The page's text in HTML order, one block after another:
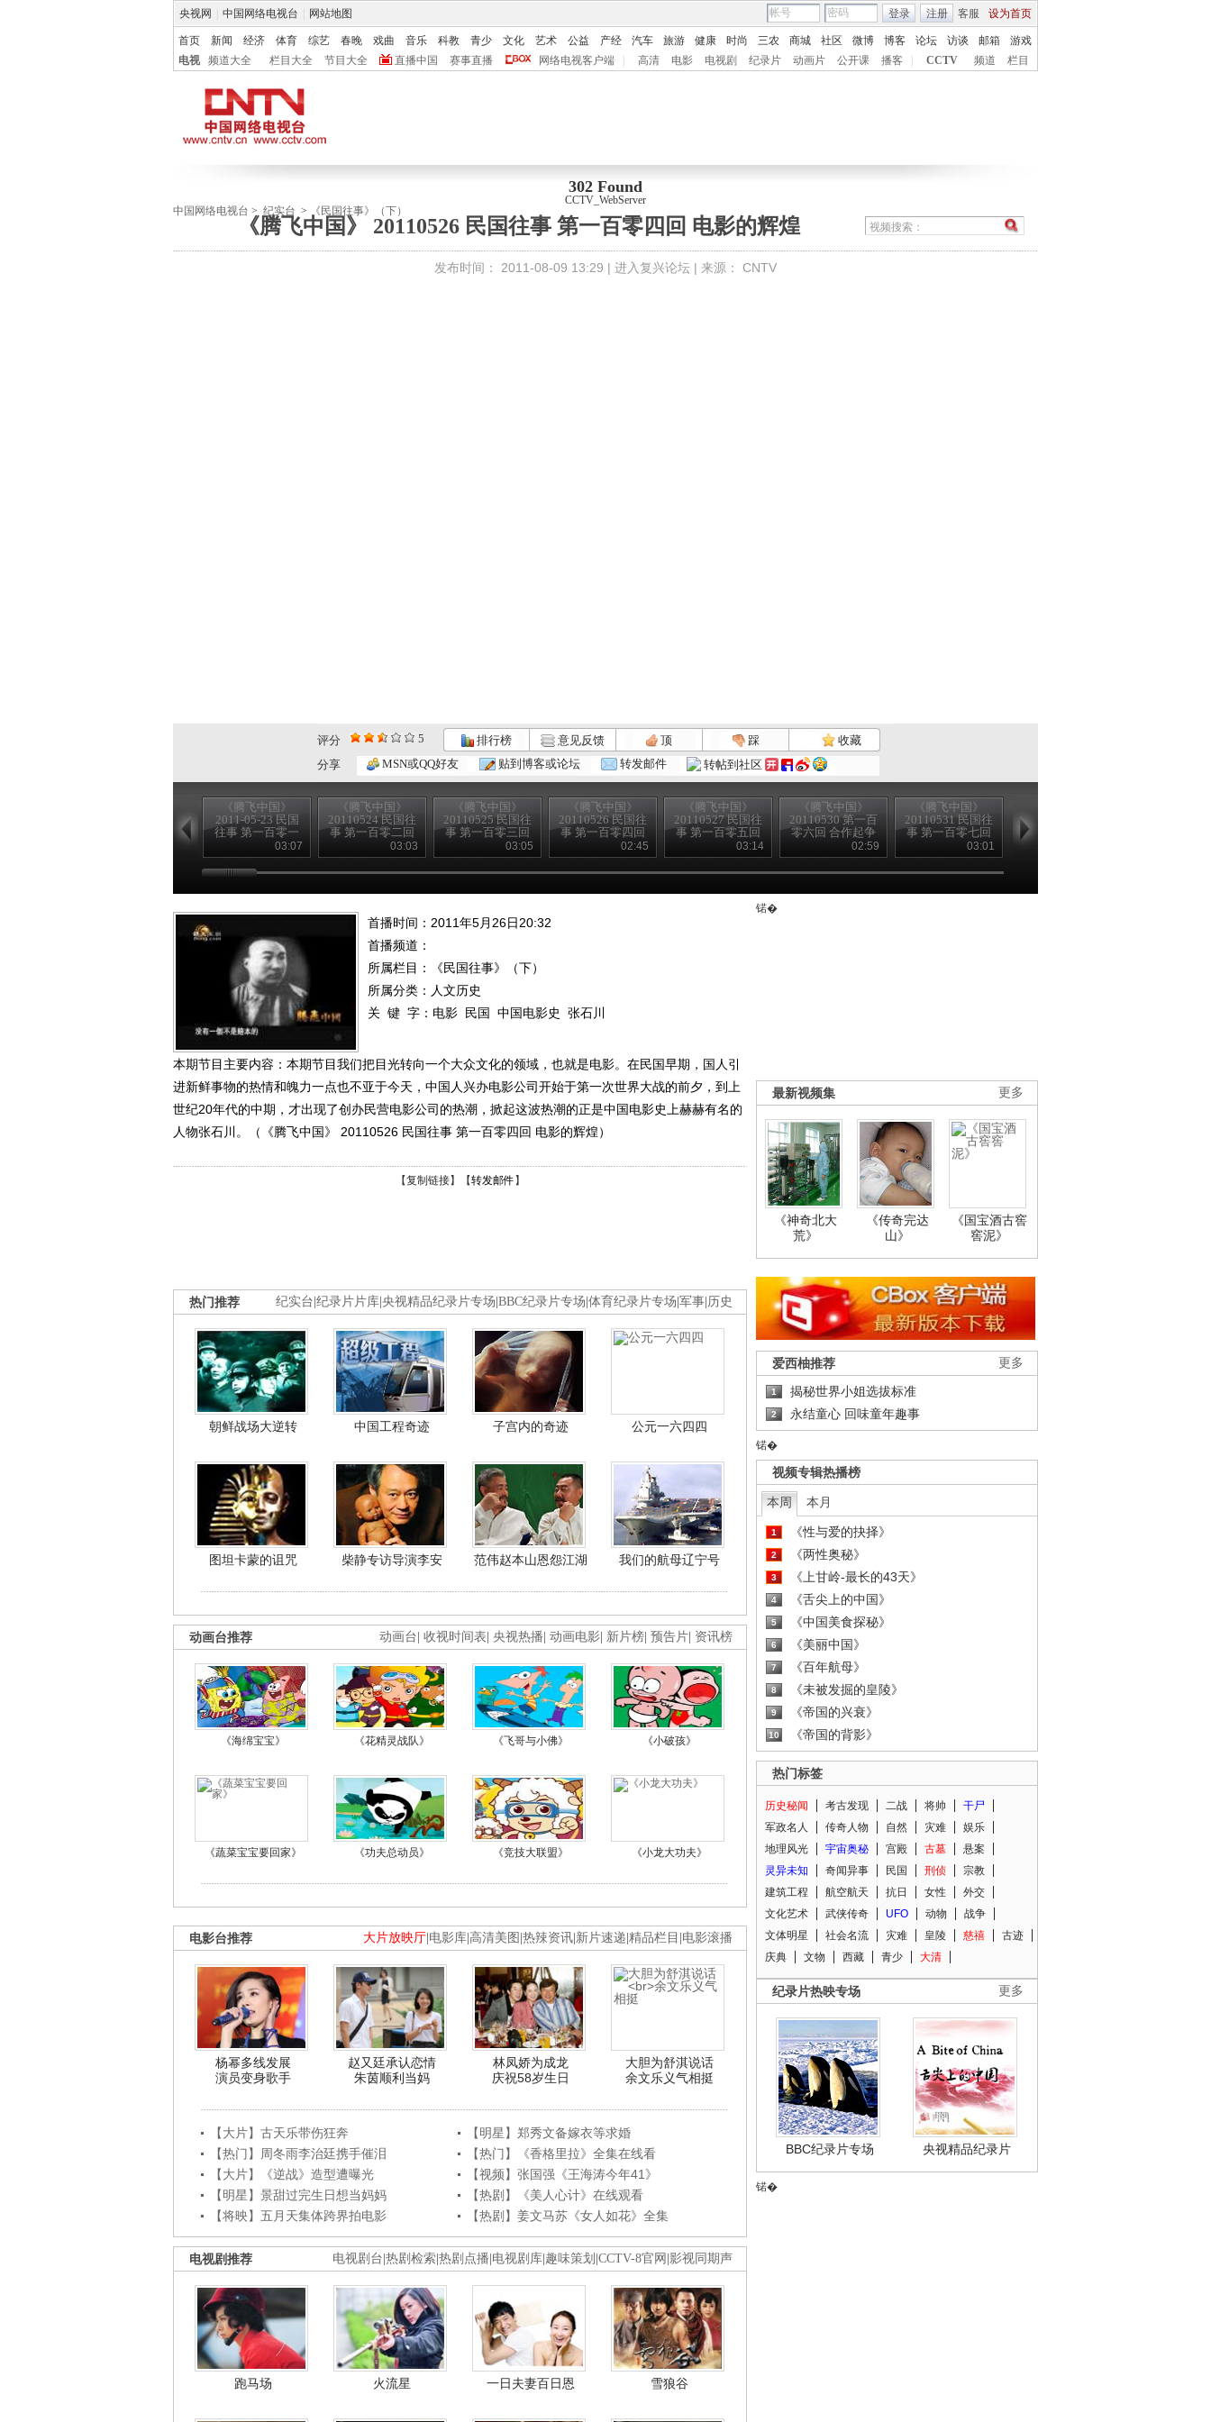
央视网 中国网络电视台 网站地图 客服 设为首页
登录 注册
首页 新闻 经济 体育 综艺 春晚 戏曲 音乐 科教 青少 文化 艺术 公益 产经 汽车 旅游 健康 时尚 三农 商城 社区 微博 博客 论坛 访谈 邮箱
游戏
电视
频道大全 栏目大全 节目大全 直播中国 赛事直播 网络电视客户端 高清 电影 电视剧 纪录片 动画片 公开课 播客 CCTV 频道 栏目
302 Found
CCTV_WebServer
中国网络电视台 > 纪实台 > 《民国往事》（下）
《腾飞中国》 20110526 民国往事 第一百零四回 电影的辉煌
发布时间： 2011-08-09 13:29 | 进入复兴论坛 | 来源： CNTV
评分 5 排行榜 意见反馈 顶 踩
收藏
分享
MSN或QQ好友 贴到博客或论坛 转发邮件 转帖到社区
《腾飞中国》
2011-05-23 民国
往事 第一百零一
03:07
《腾飞中国》
20110524 民国往
事 第一百零二回
中共的一大
（下）
03:03
《腾飞中国》
20110525 民国往
事 第一百零三回
海员大罢工03:05
《腾飞中国》
20110526 民国往
事 第一百零四回
电影的辉煌02:45
《腾飞中国》
20110527 民国往
事 第一百零五回
陈炯明叛变03:14
《腾飞中国》
20110530 第一百
零六回 合作起争
端（上）02:59
《腾飞中国》
20110531 民国往
事 第一百零七回
合作起争端
（下）
03:01
20110601 民国往
事 第一百零八回
首播时间：2011年5月26日20:32
首播频道：
所属栏目：
《民国往事》（下）
所属分类：人文历史
关 键 字： 电影 民国 中国电影史 张石川
本期节目主要内容：本期节目我们把目光转向一个大众文化的领域，也就是电影。在民国早期，国人引
进新鲜事物的热情和魄力一点也不亚于今天，中国人兴办电影公司开始于第一次世界大战的前夕，到上
世纪20年代的中期，才出现了创办民营电影公司的热潮，掀起这波热潮的正是中国电影史上赫赫有名的
人物张石川。（《腾飞中国》 20110526 民国往事 第一百零四回 电影的辉煌）
【复制链接】【转发邮件 】
纪实台 纪录片片库 央视精品纪录片专场 BBC纪录片专场 体育纪录片专场 军事 历史
热门推荐
朝鲜战场大逆转 中国工程奇迹 子宫内的奇迹 公元一六四四
图坦卡蒙的诅咒 柴静专访导演李安 范伟赵本山恩怨江湖 我们的航母辽宁号
动画台 收视时间表 央视热播 动画电影 新片榜 预告片 资讯榜
动画台推荐
《海绵宝宝》 《花精灵战队》 《飞哥与小佛》 《小破孩》
《蔬菜宝宝要回家》 《功夫总动员》 《竞技大联盟》 《小龙大功夫》
大片放映厅 电影库 高清美图 热辣资讯 新片速递 精品栏目 电影滚播
电影台推荐
杨幂多线发展
演员变身歌手
赵又廷承认恋情
朱茵顺利当妈
林凤娇为成龙
庆祝58岁生日
大胆为舒淇说话
余文乐义气相挺
【大片】古天乐带伤狂奔
【明星】郑秀文备嫁衣等求婚
【热门】周冬雨李治廷携手催泪
【热门】《香格里拉》全集在线看
【大片】《逆战》造型遭曝光
【视频】张国强《王海涛今年41》
【明星】景甜过完生日想当妈妈
【热剧】《美人心计》在线观看
【将映】五月天集体跨界拍电影
【热剧】姜文马苏《女人如花》全集
电视剧台 热剧检索 热剧点播 电视剧库 趣味策划 CCTV-8官网 影视同期声
电视剧推荐
跑马场 火流星 一日夫妻百日恩 雪狼谷
锘�
更多
最新视频集
《神奇北大
荒》
《传奇完达
山》
《国宝酒古窖
窖泥》
更多
爱西柚推荐
1 揭秘世界小姐选拔标准
2 永结童心 回味童年趣事
锘�
视频专辑热播榜
本周 本月
1 《性与爱的抉择》
2 《两性奥秘》
3 《上甘岭-最长的43天》
4 《舌尖上的中国》
5 《中国美食探秘》
6 《美丽中国》
7 《百年航母》
8 《未被发掘的皇陵》
9 《帝国的兴衰》
10 《帝国的背影》
热门标签
历史秘闻 考古发现 二战 将帅
干尸
军政名人
传奇人物 自然 灾难
娱乐
地理风光
宇宙奥秘 宫殿 古墓
悬案
灵异未知
奇闻异事 民国 刑侦
宗教
建筑工程
航空航天 抗日 女性
外交
文化艺术
武侠传奇 UFO 动物
战争
文体明星
社会名流 灾难 皇陵 慈禧
古迹
庆典
文物 西藏 青少 大清
更多
纪录片热映专场
BBC纪录片专场 央视精品纪录片
锘�